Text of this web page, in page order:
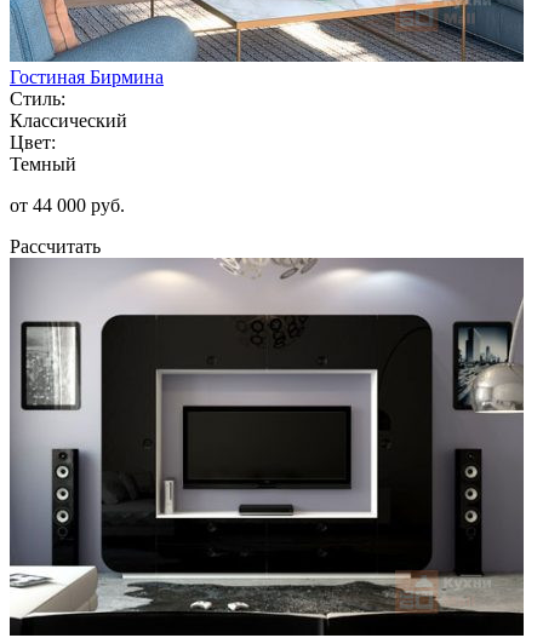
Гостиная Бирмина
Стиль:
Классический
Цвет:
Темный
от 44 000 руб.
Рассчитать